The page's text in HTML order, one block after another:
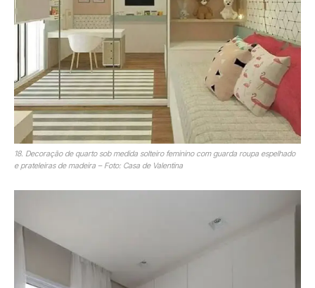
18. Decoração de quarto sob medida solteiro feminino com guarda roupa espelhado
e prateleiras de madeira – Foto: Casa de Valentina